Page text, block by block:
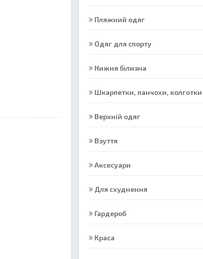
Пляжний одяг
Одяг для спорту
Нижня білизна
Шкарпетки, панчохи, колготки
Верхній одяг
Взуття
Аксесуари
Для схуднення
Гардероб
Краса